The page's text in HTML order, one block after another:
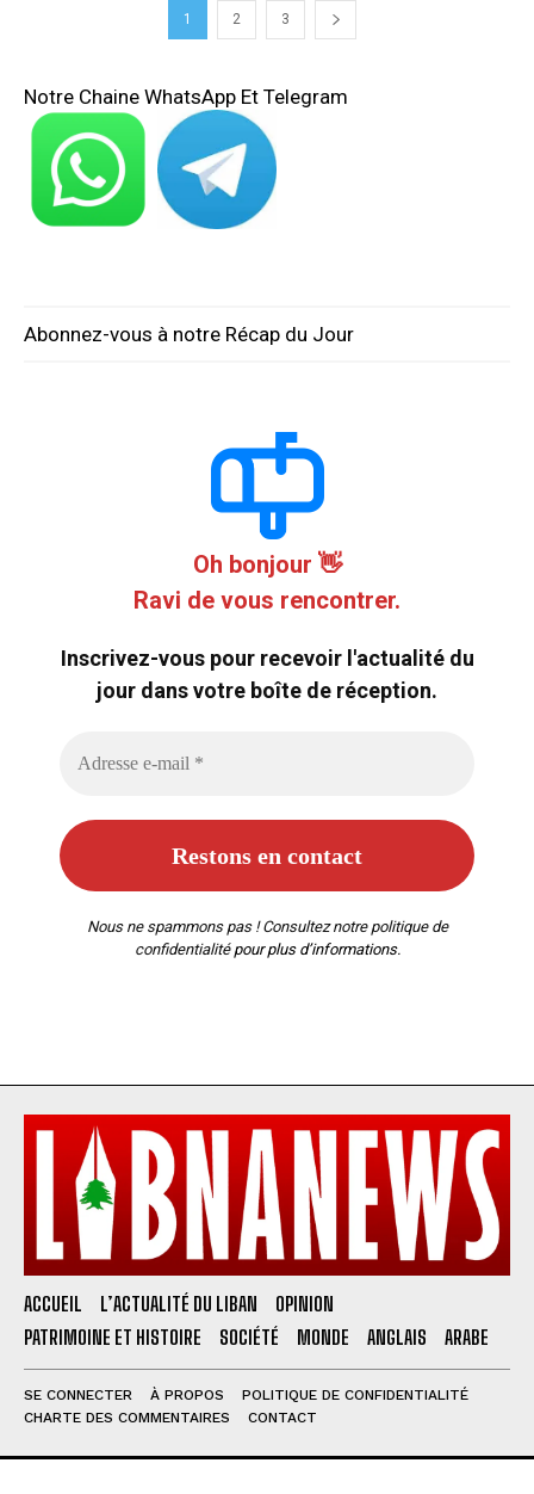
1 2 3
Notre Chaine WhatsApp Et Telegram
Abonnez-vous à notre Récap du Jour
Oh bonjour 👋
Ravi de vous rencontrer.
Inscrivez-vous pour recevoir l'actualité du
jour dans votre boîte de réception.
Nous ne spammons pas ! Consultez notre politique de
confidentialitépour plus d’informations.
ACCUEIL L’ACTUALITÉ DU LIBAN
OPINION
PATRIMOINE ET HISTOIRE
SOCIÉTÉ MONDE ANGLAIS ARABE
SE CONNECTER À PROPOS
POLITIQUE DE CONFIDENTIALITÉ
CHARTE DES COMMENTAIRES
CONTACT